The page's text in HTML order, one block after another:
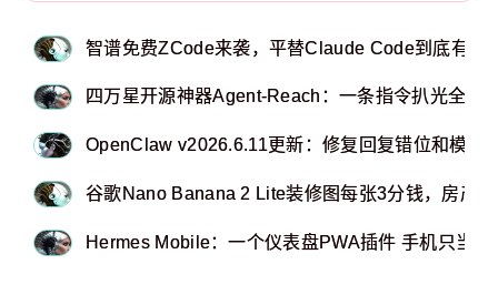
智谱免费ZCode来袭，平替Claude Code到底有多
四万星开源神器Agent-Reach：一条指令扒光全网
OpenClaw v2026.6.11更新：修复回复错位和模型
谷歌Nano Banana 2 Lite装修图每张3分钱，房产
Hermes Mobile：一个仪表盘PWA插件 手机只当遥